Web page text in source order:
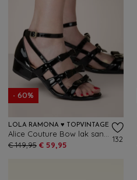
- 60%
LOLA RAMONA ♥ TOPVINTAGE
€ 149,95 € 59,95
132